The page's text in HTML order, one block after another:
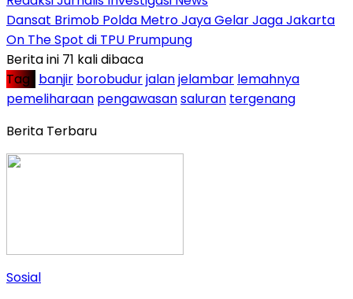
Dansat Brimob Polda Metro Jaya Gelar Jaga Jakarta
On The Spot di TPU Prumpung
Berita ini 71 kali dibaca
Tag : banjir borobudurjalanjelambar lemahnya
pemeliharaan pengawasansaluran tergenang
Berita Terbaru
Sosial